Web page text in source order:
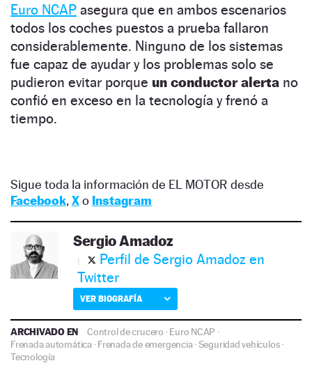
Euro NCAP asegura que en ambos escenarios
todos los coches puestos a prueba fallaron
considerablemente. Ninguno de los sistemas
fue capaz de ayudar y los problemas solo se
pudieron evitar porque un conductor alerta no
confió en exceso en la tecnología y frenó a
tiempo.
Sigue toda la información de EL MOTOR desde
Facebook, Xo Instagram
Sergio Amadoz
Perfil de Sergio Amadoz en
Twitter
VER BIOGRAFÍA
ARCHIVADO EN Control de crucero ·Euro NCAP ·
Frenada automática·Frenada de emergencia·Seguridad vehículos·
Tecnología